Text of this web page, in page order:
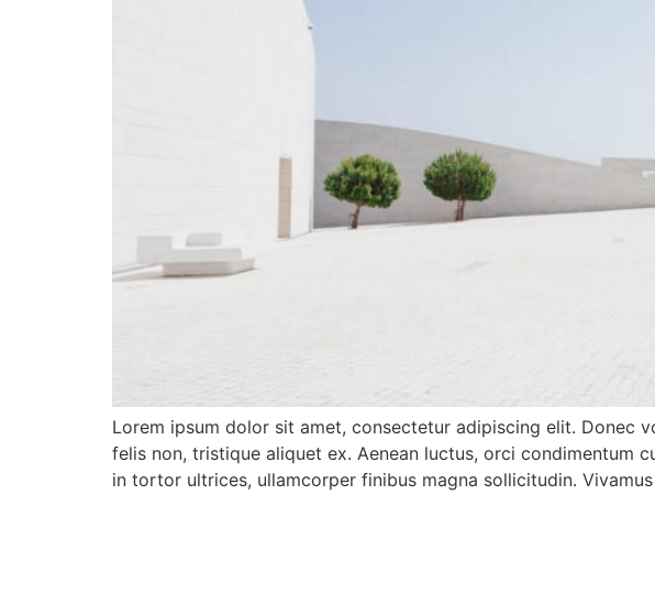
Lorem ipsum dolor sit amet, consectetur adipiscing elit. Donec
felis non, tristique aliquet ex. Aenean luctus, orci condimentum
in tortor ultrices, ullamcorper finibus magna sollicitudin.